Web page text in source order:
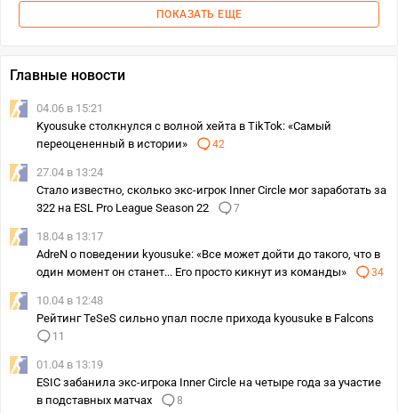
ПОКАЗАТЬ ЕЩЕ
Главные новости
04.06 в 15:21
Kyousuke столкнулся с волной хейта в TikTok: «Самый
переоцененный в истории»
42
27.04 в 13:24
Стало известно, сколько экс-игрок Inner Circle мог заработать за
322 на ESL Pro League Season 22
7
18.04 в 13:17
AdreN о поведении kyousuke: «Все может дойти до такого, что в
один момент он станет... Его просто кикнут из команды»
34
10.04 в 12:48
Рейтинг TeSeS сильно упал после прихода kyousuke в Falcons
11
01.04 в 13:19
ESIC забанила экс-игрока Inner Circle на четыре года за участие
в подставных матчах
8